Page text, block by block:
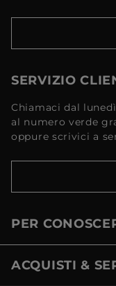
SERVIZIO
Chiamaci dal
al numero verde
oppure scrivici a
PER
ACQUISTI &